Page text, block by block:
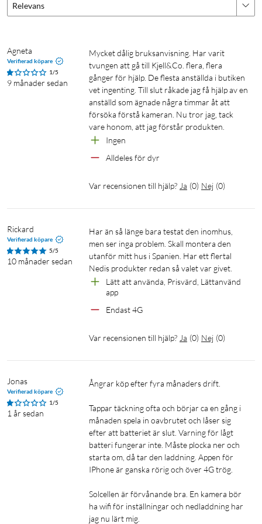
eller historik över sparade inspelningar.
Mörkerseende
Kameran ser tydligt även på natten på grund av
färgfunktionen för mörkerseende som erbjuder en räckvidd på
cirka 10 meter. Kameran har även en inbyggd spotlight-
funktion för tydligare övervakning.
brusreducering. Tvåvägs ljudkommunikation fungerar perfekt
för att prata med någon som är i närheten av 4G-kameran.
Kameran har även inbyggd larm- och sirenfunktion för att
avskräcka eventuella inkräktare.
Lätt att installera
uppladdningsbara batterier eller kan laddas med den
medföljande solpanelen. Därför kan du ställa in 4G-kameran
även när det inte finns något eluttag i närheten. Ett vägg- och
takkamerafäste ingår för att placera kameran på väggarna i
ditt hus men också en rem för att fästa kameran på exempelvis
ett träd eller ett maströr.
Relevans
Agneta
Verifierad köpare
1/5
9 månader sedan
Mycket dålig bruksanvisning. Har varit
tvungen att gå till Kjell&Co. flera, flera
gånger för hjälp. De flesta anställda i butiken
vet ingenting. Till slut råkade jag få hjälp av en
anställd som ägnade några timmar åt att
försöka förstå kameran. Nu tror jag, tack
vare honom, att jag förstår produkten.
Ingen
Alldeles för dyr
Var recensionen till hjälp? Ja (0) Nej (0)
Rickard
Verifierad köpare
5/5
10 månader sedan
Har än så länge bara testat den inomhus,
men ser inga problem. Skall montera den
utanför mitt hus i Spanien. Har ett flertal
Nedis produkter redan så valet var givet.
Lätt att använda, Prisvärd, Lättanvänd
app
Endast 4G
Var recensionen till hjälp? Ja (0) Nej (0)
Jonas
Verifierad köpare
1/5
1 år sedan
Ångrar köp efter fyra månaders drift.
Tappar täckning ofta och börjar ca en gång i
månaden spela in oavbrutet och låser sig
efter att batteriet är slut. Varning för lågt
batteri fungerar inte. Måste plocka ner och
starta om, då tar den laddning. Appen för
IPhone är ganska rörig och över 4G trög.
Solcellen är förvånande bra. En kamera bör
ha wifi för inställningar och nedladdning har
jag nu lärt mig.